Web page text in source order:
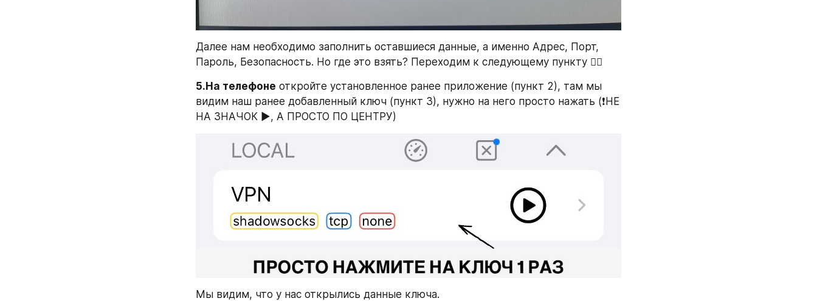
Далее нам необходимо заполнить оставшиеся данные, а именно Адрес, Порт,
Пароль, Безопасность. Но где это взять? Переходим к следующему пункту 👇🏻
5.На телефоне откройте установленное ранее приложение (пункт 2), там мы
видим наш ранее добавленный ключ (пункт 3), нужно на него просто нажать (❗️НЕ
НА ЗНАЧОК ▶️, А ПРОСТО ПО ЦЕНТРУ)
Мы видим, что у нас открылись данные ключа.